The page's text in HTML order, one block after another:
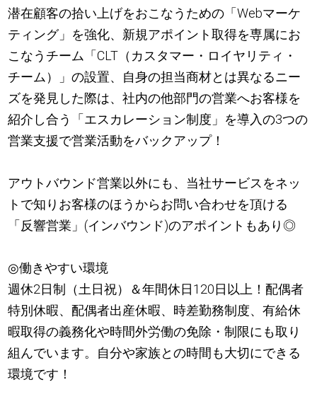
潜在顧客の拾い上げをおこなうための「Webマーケ
ティング」を強化、新規アポイント取得を専属にお
こなうチーム「CLT（カスタマー・ロイヤリティ・
チーム）」の設置、自身の担当商材とは異なるニー
ズを発見した際は、社内の他部門の営業へお客様を
紹介し合う「エスカレーション制度」を導入の3つの
営業支援で営業活動をバックアップ！
アウトバウンド営業以外にも、当社サービスをネッ
トで知りお客様のほうからお問い合わせを頂ける
「反響営業」(インバウンド)のアポイントもあり◎
◎働きやすい環境
週休2日制（土日祝）＆年間休日120日以上！配偶者
特別休暇、配偶者出産休暇、時差勤務制度、有給休
暇取得の義務化や時間外労働の免除・制限にも取り
組んでいます。自分や家族との時間も大切にできる
環境です！